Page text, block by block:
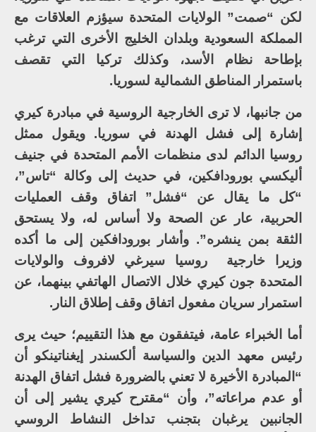
لكن “صمت” الولايات المتحدة سيؤزم العلاقات مع
المملكة السعودية وبلدان الخليج الأخرى التي ترغب
بإطاحة نظام الأسد، وكذلك تركيا التي تقصف
باستمرار المناطق الشمالية لسوريا.
من جانبها، لا ترى الخارجية الروسية في مبادرة كيري
إشارة إلى فشل الهدنة في سوريا. ويقول ممثل
روسيا الدائم لدى منظمات الأمم المتحدة في جنيف
أليكسي بورودافكين، في حديث إلى وكالة “تاس”،
“كل ما يقال عن “فشل” اتفاق وقف العمليات
الحربية، عار عن الصحة ولا أساس له، ولا يستحق
الثقة بمن ينشره”. وأشار بورودافكين إلى ما أكده
وزيرا خارجية روسيا سيرغي لافروف والولايات
المتحدة جون كيري خلال الاتصال الهاتفي بينهما، عن
استمرار سريان مفعول اتفاق وقف إطلاق النار.
أما الخبراء عامة، فيتفقون مع هذا التقييم؛ حيث يرى
رئيس معهد الدين والسياسة ألكسندر إيغناتينكو أن
“المبادرة الأخيرة لا تعني بالضرورة فشل اتفاق الهدنة
أو عدم مراعاته”، وأن “مقترح كيري يشير إلى أن
الجانبين يرغبان بتجنب تداخل النشاط الروسي